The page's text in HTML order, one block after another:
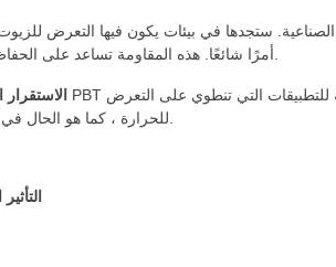
الصناعية. ستجدها في بيئات يكون فيها التعرض للزيوت